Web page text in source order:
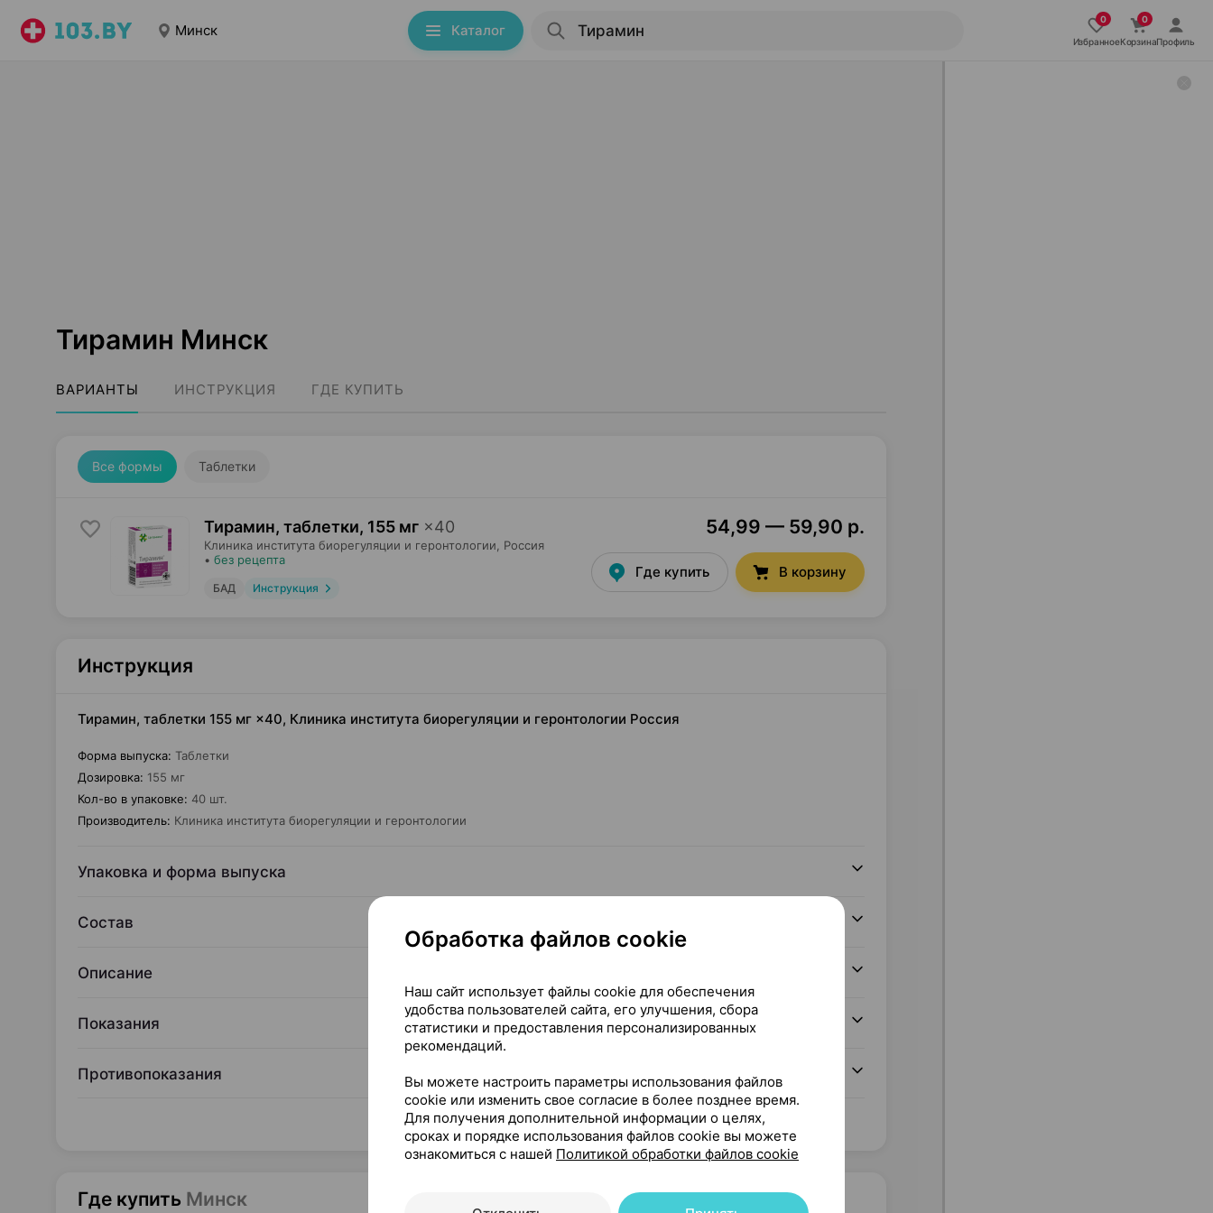
Минск Каталог
ИзбранноеКорзинаПрофиль
Тирамин Минск
ВАРИАНТЫ ИНСТРУКЦИЯ ГДЕ КУПИТЬ
Все формы Таблетки
Тирамин, таблетки, 155 мг ×40
Клиника института биорегуляции и геронтологии , Россия
• без рецепта
БАД Инструкция
54,99 — 59,90 р.
Где купить В корзину
Инструкция
Тирамин, таблетки 155 мг ×40, Клиника института биорегуляции и геронтологии Россия
Форма выпуска: Таблетки
Дозировка: 155 мг
Кол-во в упаковке: 40 шт.
Производитель: Клиника института биорегуляции и геронтологии
Упаковка и форма выпуска
Состав
Описание
Показания
Противопоказания
Читать полностью
Где купить Минск
Обработка файлов cookie
Наш сайт использует файлы cookie для обеспечения
удобства пользователей сайта, его улучшения, сбора
статистики и предоставления персонализированных
рекомендаций.
Вы можете настроить параметры использования файлов
cookie или изменить свое согласие в более позднее время.
Для получения дополнительной информации о целях,
сроках и порядке использования файлов cookie вы можете
ознакомиться с нашей Политикой обработки файлов cookie